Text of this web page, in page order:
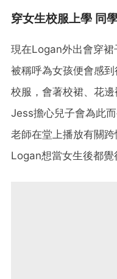
穿女生校服上學 同
現在Logan外出會穿
被稱呼為女孩便會感
校服，會著校裙、花
Jess擔心兒子會為此
老師在堂上播放有關
Logan想當女生後都覺